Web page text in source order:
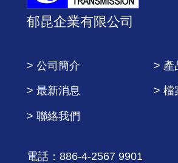
郁昆企業有限公司
> 公司簡介 > 產
> 最新消息 > 檔
> 聯絡我們
電話：886-4-2567 9901